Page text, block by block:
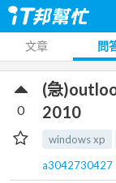
文章 問
(急
2010
windows xp
a3042730427
0